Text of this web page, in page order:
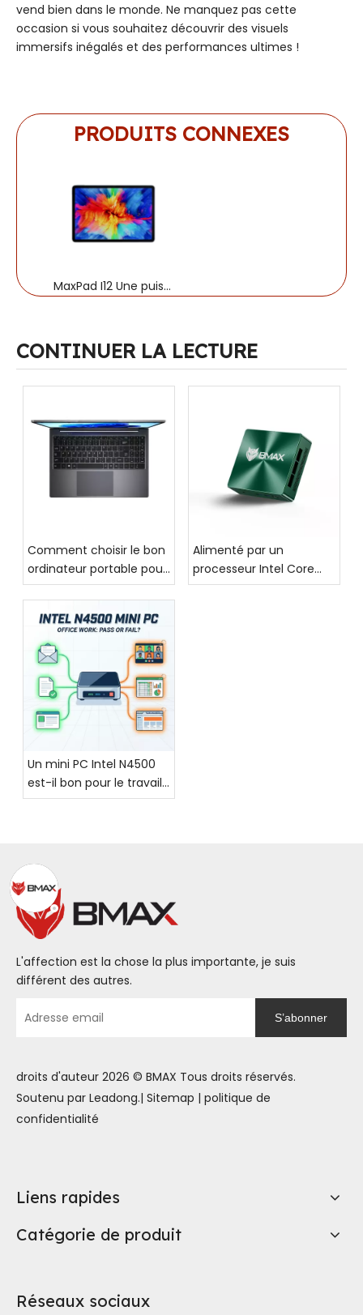
vend bien dans le monde. Ne manquez pas cette
occasion si vous souhaitez découvrir des visuels
immersifs inégalés et des performances ultimes !
PRODUITS CONNEXES
MaxPad I12 Une puissance
CONTINUER LA LECTURE
Comment choisir le bon
ordinateur portable pour
moi ?
Alimenté par un
processeur Intel Core
hautes performances, le
Un mini PC Intel N4500
est-il bon pour le travail
de bureau quotidien ?
L'affection est la chose la plus importante, je suis
différent des autres.
S’abonner
droits d'auteur 2026 © BMAX Tous droits réservés.
Soutenu par Leadong.| Sitemap | politique de
confidentialité
Liens rapides
Catégorie de produit
Réseaux sociaux